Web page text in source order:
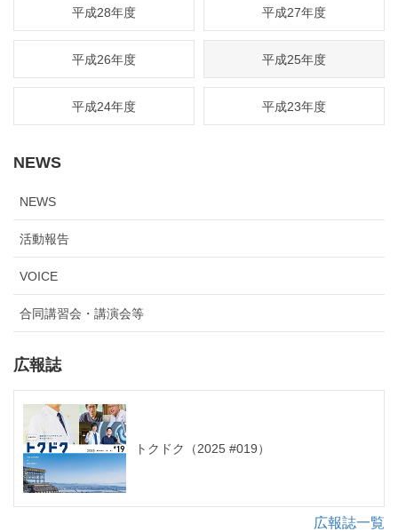
平成28年度 平成27年度
平成26年度 平成25年度
平成24年度 平成23年度
NEWS
NEWS
活動報告
VOICE
合同講習会・講演会等
広報誌
トクドク（2025 #019）
広報誌一覧